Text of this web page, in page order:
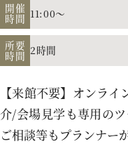
お電話で
TEL.
平日 11:00-
開催
時間 11:00～
所要
時間 2時間
【来館不要】オンラ
介/会場見学も専用の
ご相談等もプランナー